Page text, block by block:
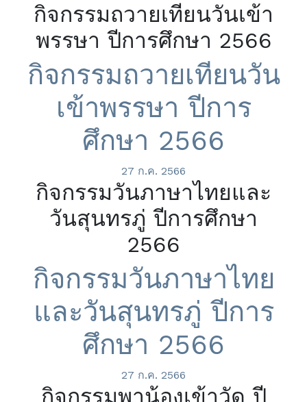
กิจกรรมถวายเทียนวันเข้า
พรรษา ปีการศึกษา 2566
กิจกรรมถวายเทียนวัน
เข้าพรรษา ปีการ
ศึกษา 2566
27 ก.ค. 2566
กิจกรรมวันภาษาไทยและ
วันสุนทรภู่ ปีการศึกษา
2566
กิจกรรมวันภาษาไทย
และวันสุนทรภู่ ปีการ
ศึกษา 2566
27 ก.ค. 2566
กิจกรรมพาน้องเข้าวัด ปี